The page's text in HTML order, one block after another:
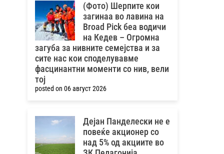
(Фото) Шерпите кои
загинаа во лавина на
Broad Pick беа водичи
на Кедев – Oгромна
загуба за нивните семејства и за
сите нас кои споделувавме
фасцинантни моменти со нив, вели
тој
posted on 06 август 2026
Дејан Панделески не е
повеќе акционер со
над 5% од акциите во